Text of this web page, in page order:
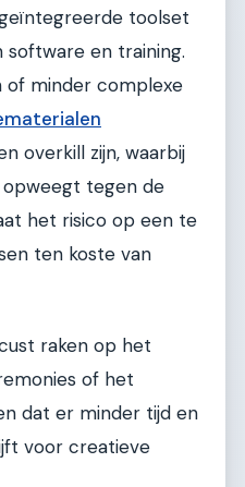
toolset
software en training.
of minder complexe
overkill zijn, waarbij
tegen de
het risico op een te
ten koste van
raken op het
of het
dat er minder tijd en
voor creatieve